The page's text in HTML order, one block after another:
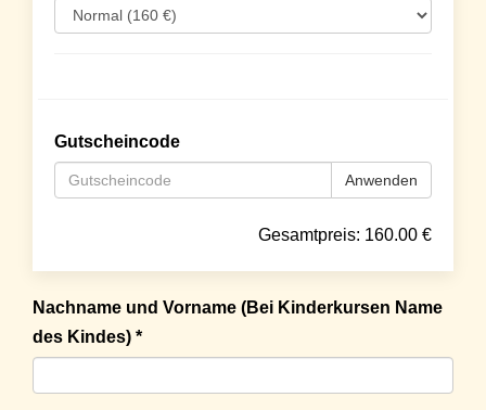
Gutscheincode
Anwenden
Gesamtpreis: 160.00 €
Nachname und Vorname (Bei Kinderkursen Name
des Kindes) *